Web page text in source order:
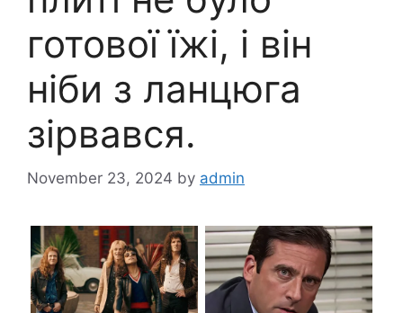
готової їжі, і він
ніби з ланцюга
зірвався.
November 23, 2024 by admin